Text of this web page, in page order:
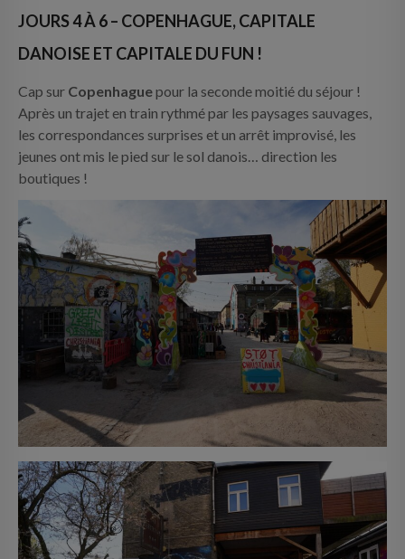
JOURS 4 À 6 – COPENHAGUE, CAPITALE
DANOISE ET CAPITALE DU FUN !
Cap sur Copenhaguepour la seconde moitié du séjour !
Après un trajet en train rythmé par les paysages sauvages,
les correspondances surprises et un arrêt improvisé, les
jeunes ont mis le pied sur le sol danois… direction les
boutiques !